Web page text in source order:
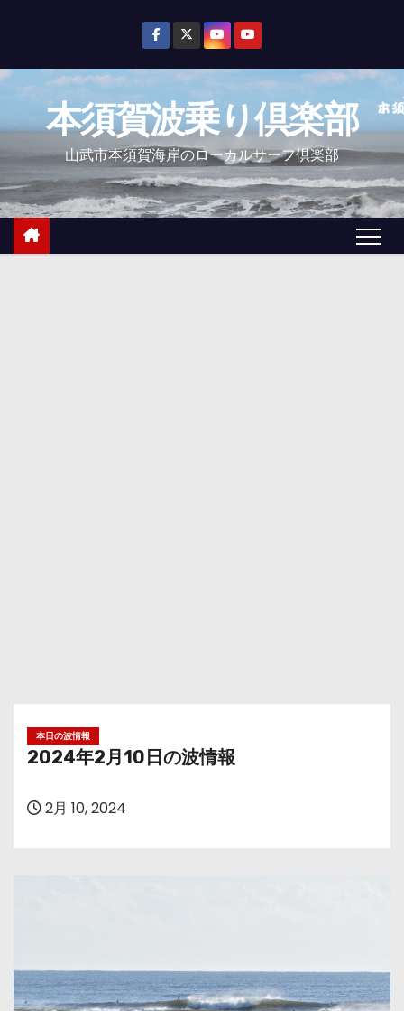
ン
へ
キ
ッ
本須賀波乗り倶楽部
山武市本須賀海岸のローカルサーフ倶楽部
本日の波情報
2024年2月10日の波情報
2月 10, 2024